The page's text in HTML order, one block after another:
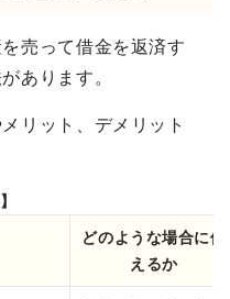
売って借金を返済す
あります。
リット、デメリット
どのような場合に使
えるか